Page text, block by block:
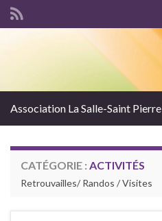
Association La Salle-Saint Pierre
CATÉGORIE : ACTIVITÉS
Retrouvailles/ Randos / Visites